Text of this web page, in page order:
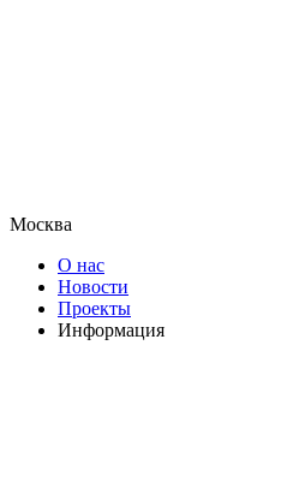
Москва
О нас
Новости
Проекты
Информация